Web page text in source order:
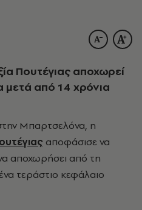
Πουτέγιας αποχωρεί
από 14 χρόνια
Μπαρτσελόνα, η
αποφάσισε να
αποχωρήσει από τη
τεράστιο κεφάλαιο